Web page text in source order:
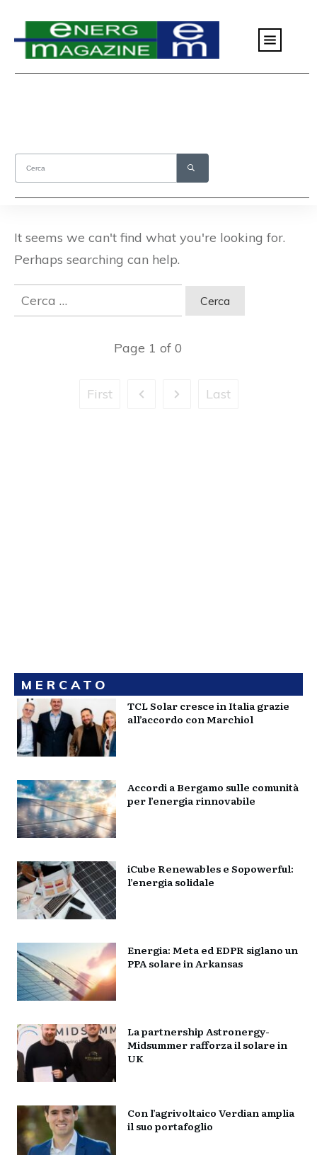
It seems we can't find what you're looking for.
Perhaps searching can help.
Ricerca
per:
Page 1 of 0
First Last
MERCATO
TCL Solar cresce in Italia grazie
all’accordo con Marchiol
Accordi a Bergamo sulle comunità
per l’energia rinnovabile
iCube Renewables e Sopowerful:
l’energia solidale
Energia: Meta ed EDPR siglano un
PPA solare in Arkansas
La partnership Astronergy-
Midsummer rafforza il solare in
UK
Con l’agrivoltaico Verdian amplia
il suo portafoglio